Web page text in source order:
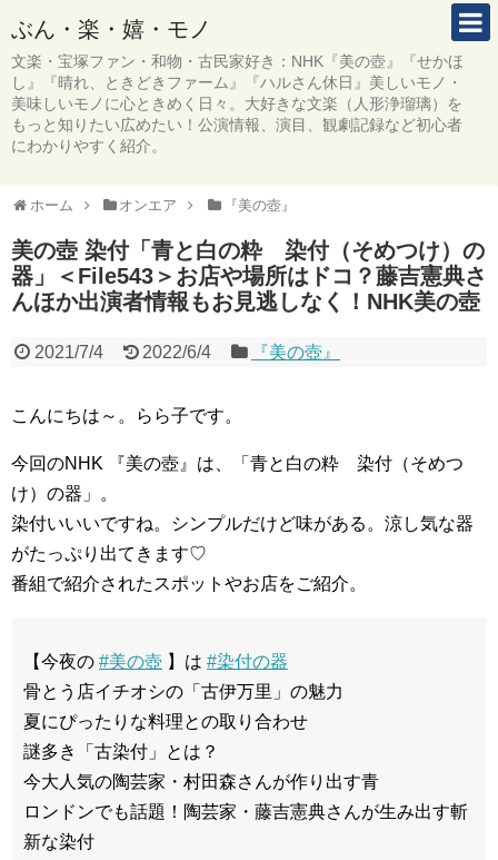
ぶん・楽・嬉・モノ
文楽・宝塚ファン・和物・古民家好き：NHK『美の壺』『せかほ
し』『晴れ、ときどきファーム』『ハルさん休日』美しいモノ・
美味しいモノに心ときめく日々。大好きな文楽（人形浄瑠璃）を
もっと知りたい広めたい！公演情報、演目、観劇記録など初心者
にわかりやすく紹介。
ホーム オンエア 『美の壺』
美の壺 染付「青と白の粋 染付（そめつけ）の
器」＜File543＞お店や場所はドコ？藤吉憲典さ
んほか出演者情報もお見逃しなく！NHK美の壺
2021/7/4 2022/6/4 『美の壺』
こんにちは～。らら子です。
今回のNHK 『美の壺』は、「青と白の粋 染付（そめつ
け）の器」。
染付いいいですね。シンプルだけど味がある。涼し気な器
がたっぷり出てきます♡
番組で紹介されたスポットやお店をご紹介。
【今夜の #美の壺 】は #染付の器
骨とう店イチオシの「古伊万里」の魅力
夏にぴったりな料理との取り合わせ
謎多き「古染付」とは？
今大人気の陶芸家・村田森さんが作り出す青
ロンドンでも話題！陶芸家・藤吉憲典さんが生み出す斬
新な染付